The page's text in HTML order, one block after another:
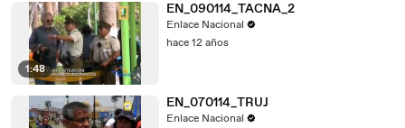
1:48
EN_090114_TACNA_2
Enlace Nacional
hace 12 años
EN_070114_TRUJ
Enlace Nacional